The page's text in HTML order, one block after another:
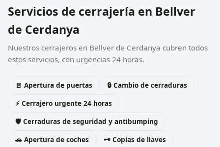
Servicios de cerrajería en Bellver
de Cerdanya
Nuestros cerrajeros en Bellver de Cerdanya cubren todos
estos servicios, con urgencias 24 horas.
🚪 Apertura de puertas
🔒 Cambio de cerraduras
⚡ Cerrajero urgente 24 horas
🛡️ Cerraduras de seguridad y antibumping
🚗 Apertura de coches
🗝️ Copias de llaves